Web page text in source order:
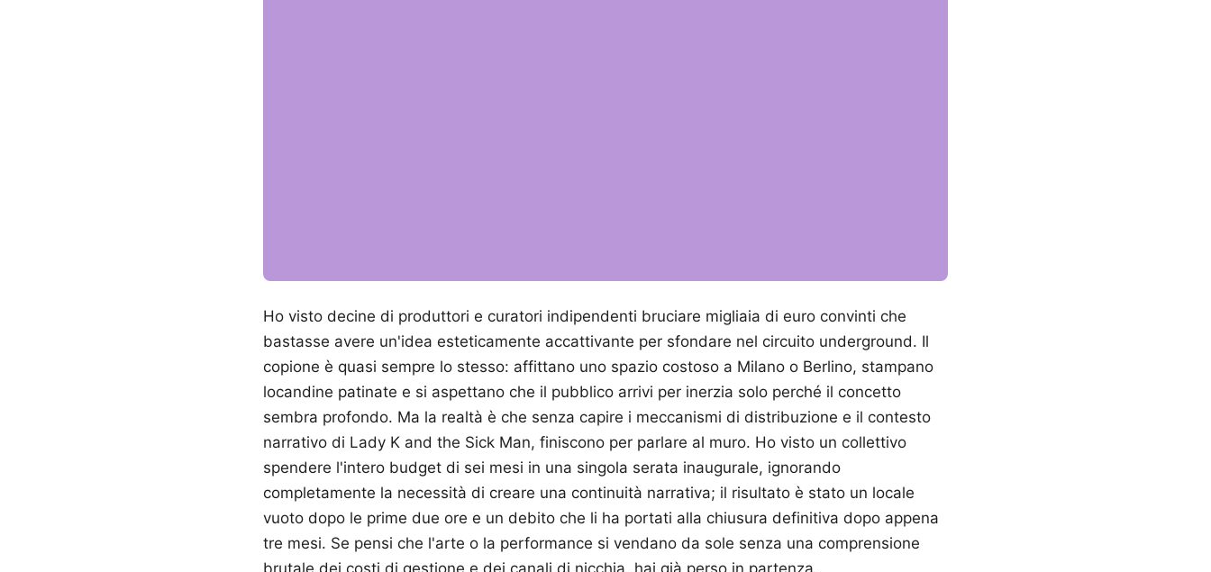
Ho visto decine di produttori e curatori indipendenti bruciare migliaia di euro convinti che
bastasse avere un'idea esteticamente accattivante per sfondare nel circuito underground. Il
copione è quasi sempre lo stesso: affittano uno spazio costoso a Milano o Berlino, stampano
locandine patinate e si aspettano che il pubblico arrivi per inerzia solo perché il concetto
sembra profondo. Ma la realtà è che senza capire i meccanismi di distribuzione e il contesto
narrativo di Lady K and the Sick Man, finiscono per parlare al muro. Ho visto un collettivo
spendere l'intero budget di sei mesi in una singola serata inaugurale, ignorando
completamente la necessità di creare una continuità narrativa; il risultato è stato un locale
vuoto dopo le prime due ore e un debito che li ha portati alla chiusura definitiva dopo appena
tre mesi. Se pensi che l'arte o la performance si vendano da sole senza una comprensione
brutale dei costi di gestione e dei canali di nicchia, hai già perso in partenza.